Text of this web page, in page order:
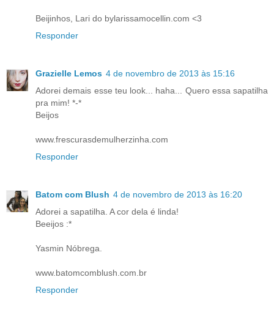
Beijinhos, Lari do bylarissamocellin.com <3
Responder
Grazielle Lemos 4 de novembro de 2013 às 15:16
Adorei demais esse teu look... haha... Quero essa sapatilha
pra mim! *-*
Beijos
www.frescurasdemulherzinha.com
Responder
Batom com Blush 4 de novembro de 2013 às 16:20
Adorei a sapatilha. A cor dela é linda!
Beeijos :*
Yasmin Nóbrega.
www.batomcomblush.com.br
Responder